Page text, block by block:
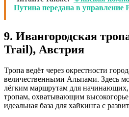
Путина передана в управление
9. Ивангородская
Trail), Австрия
Тропа ведёт через окрестности
величественными Альпами. Здесь
лёгким маршрутам для
тропам, охватывающим
идеальная база для хайкинга с